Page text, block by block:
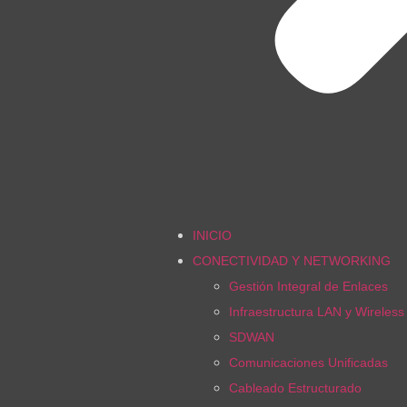
INICIO
CONECTIVIDAD Y NETWORKING
Gestión Integral de Enlaces
Infraestructura LAN y Wireless
SDWAN
Comunicaciones Unificadas
Cableado Estructurado